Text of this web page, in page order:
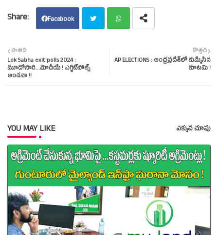
Facebook
tsap
కొత్తది
AP ELECTIONS : ఆంధ్రప్రదేశ్‌లో కుమ్మేసిన
కూటమి !
పాతది
Lok Sabha exit polls 2024 :
మూడోసారి...మోదీయే ! ఎగ్జిట్‌పోల్స్‌
అంచనా !!
YOU MAY LIKE ఎక్కువ చూపు